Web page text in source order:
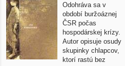
Odohráva sa v
období buržoáznej
ČSR počas
hospodárskej krízy.
Autor opisuje osudy
skupinky chlapcov,
ktorí rastú bez